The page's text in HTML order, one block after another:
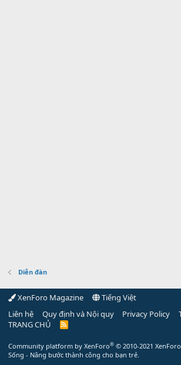
Diễn đàn
XenForo Magazine
Tiếng Việt
Liên hệ
Quy định và Nội quy Privacy Policy
TRANG CHỦ
R
Community platform by XenForo® © 2010-2021
Sống - Nâng bước thành công cho bạn trẻ.